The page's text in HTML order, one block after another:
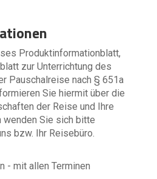
Produktinformationblatt,
zur Unterrichtung des
Pauschalreise nach § 651a
Sie hiermit über die
der Reise und Ihre
wenden Sie sich bitte
bzw. Ihr Reisebüro.
- mit allen Terminen